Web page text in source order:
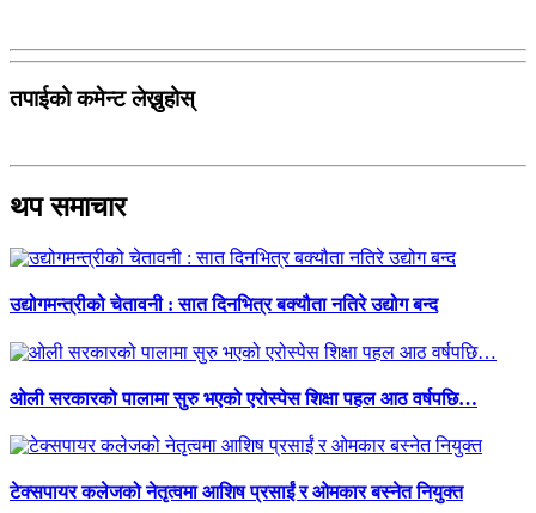
तपाईको कमेन्ट लेख्नुहोस्
थप समाचार
उद्योगमन्त्रीको चेतावनी : सात दिनभित्र बक्यौता नतिरे उद्योग बन्द
ओली सरकारको पालामा सुरु भएको एरोस्पेस शिक्षा पहल आठ वर्षपछि…
टेक्सपायर कलेजको नेतृत्वमा आशिष प्रसाईं र ओमकार बस्नेत नियुक्त